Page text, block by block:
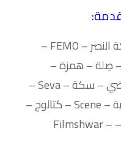
العفريتة – نوبك – خارج 175 – شركة النصر – FEMO –
– صِلة – همزة –
Charger – Sync – حِلم – رفيق – ضي – سكة – Seva –
اطمن – Spot On – ثِنكاوي – دهبية – Scene – كتالوج –
طفرة – من أول نبضة – خط النص – Filmshwar –